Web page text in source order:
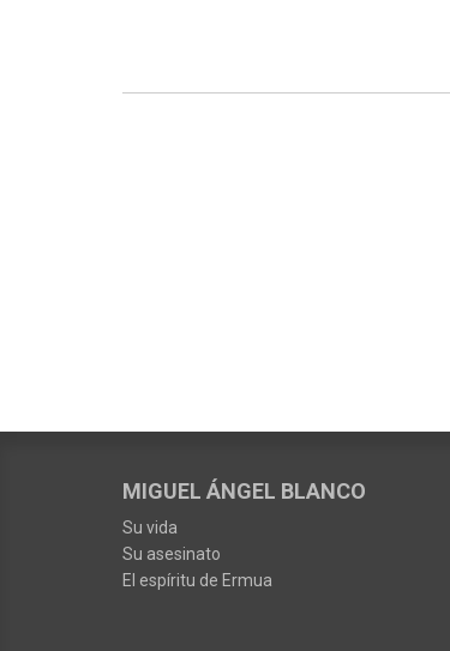
MIGUEL ÁNGEL BLANCO
Su vida
Su asesinato
El espíritu de Ermua